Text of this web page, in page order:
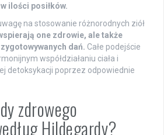
ilości posiłków.
na stosowanie różnorodnych ziół
one zdrowie, ale także
dań. Całe podejście
współdziałaniu ciała i
detoksykacji poprzez odpowiednie
zdrowego
Hildegardy?